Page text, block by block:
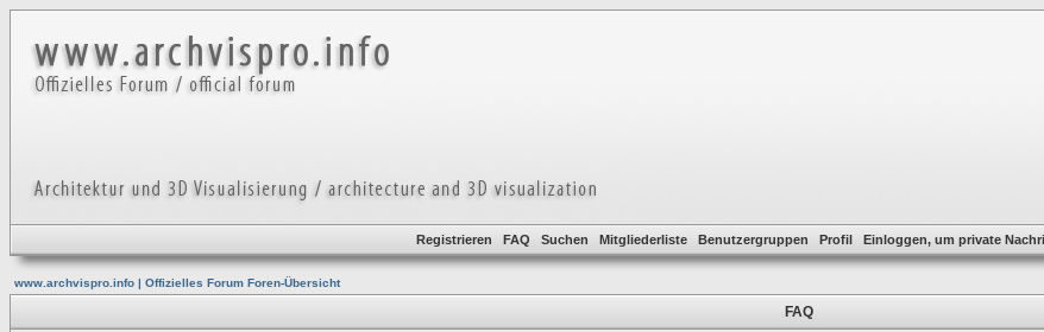
Registrieren FAQ Suchen Mitgliederliste Benutzergruppen Profil Einloggen, um private
www.archvispro.info | Offizielles Forum Foren-Übersicht
FAQ